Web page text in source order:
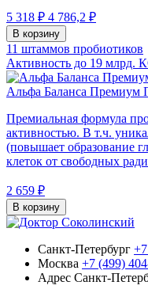
5 318 ₽ 4 786,2 ₽
В корзину
11 штаммов пробиотиков
Активность до 19 млрд.
Альфа Баланса Премиум
Премиальная формула
активностью. В т.ч.
(повышает образование
клеток от свободных
2 659 ₽
В корзину
Санкт-Петербург
Москва +7 (499)
Адрес Санкт-